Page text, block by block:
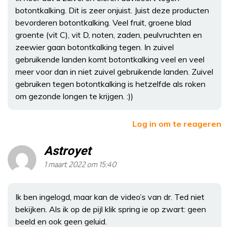
botontkalking. Dit is zeer onjuist. Juist deze producten
bevorderen botontkalking. Veel fruit, groene blad
groente (vit C), vit D, noten, zaden, peulvruchten en
zeewier gaan botontkalking tegen. In zuivel
gebruikende landen komt botontkalking veel en veel
meer voor dan in niet zuivel gebruikende landen. Zuivel
gebruiken tegen botontkalking is hetzelfde als roken
om gezonde longen te krijgen. :))
Log in om te reageren
Astroyet
1 maart 2022 om 15:40
Ik ben ingelogd, maar kan de video’s van dr. Ted niet
bekijken. Als ik op de pijl klik spring ie op zwart: geen
beeld en ook geen geluid.